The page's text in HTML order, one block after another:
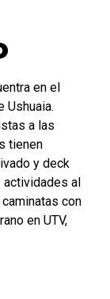
en el
Ushuaia.
a las
tienen
y deck
actividades al
con
en UTV,